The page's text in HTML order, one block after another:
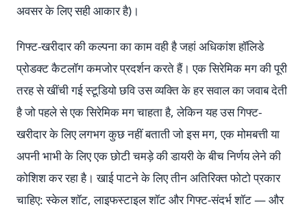
अवसर के लिए सही आकार है)।
गिफ्ट-खरीदार की कल्पना का काम वही है जहां अधिकांश हॉलिडे
प्रोडक्ट कैटलॉग कमजोर प्रदर्शन करते हैं। एक सिरेमिक मग की पूरी
तरह से खींची गई स्टूडियो छवि उस व्यक्ति के हर सवाल का जवाब देती
है जो पहले से एक सिरेमिक मग चाहता है, लेकिन यह उस गिफ्ट-
खरीदार के लिए लगभग कुछ नहीं बताती जो इस मग, एक मोमबत्ती या
अपनी भाभी के लिए एक छोटी चमड़े की डायरी के बीच निर्णय लेने की
कोशिश कर रहा है। खाई पाटने के लिए तीन अतिरिक्त फोटो प्रकार
चाहिए: स्केल शॉट, लाइफस्टाइल शॉट और गिफ्ट-संदर्भ शॉट — और